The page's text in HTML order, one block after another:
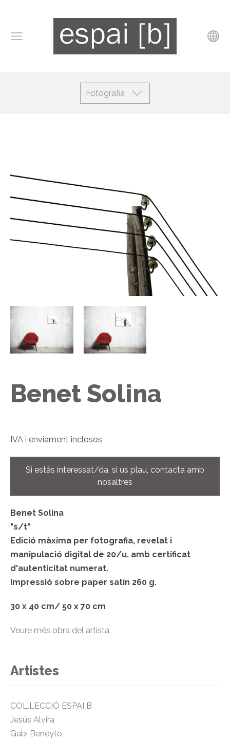
Fotografia
Artistes
COL.LECCIÓ ESPAI B
Jesús Alvira
Gabi Beneyto
Benet Solina
IVA i enviament inclosos
Si estàs interessat/da, si us plau, contacta amb
nosaltres
Benet Solina
"s/t"
Edició màxima per fotografia, revelat i
manipulació digital de 20/u. amb certificat
d'autenticitat numerat.
Impressió sobre paper satín 260 g.
30 x 40 cm/ 50 x 70 cm
Veure més obra del artista